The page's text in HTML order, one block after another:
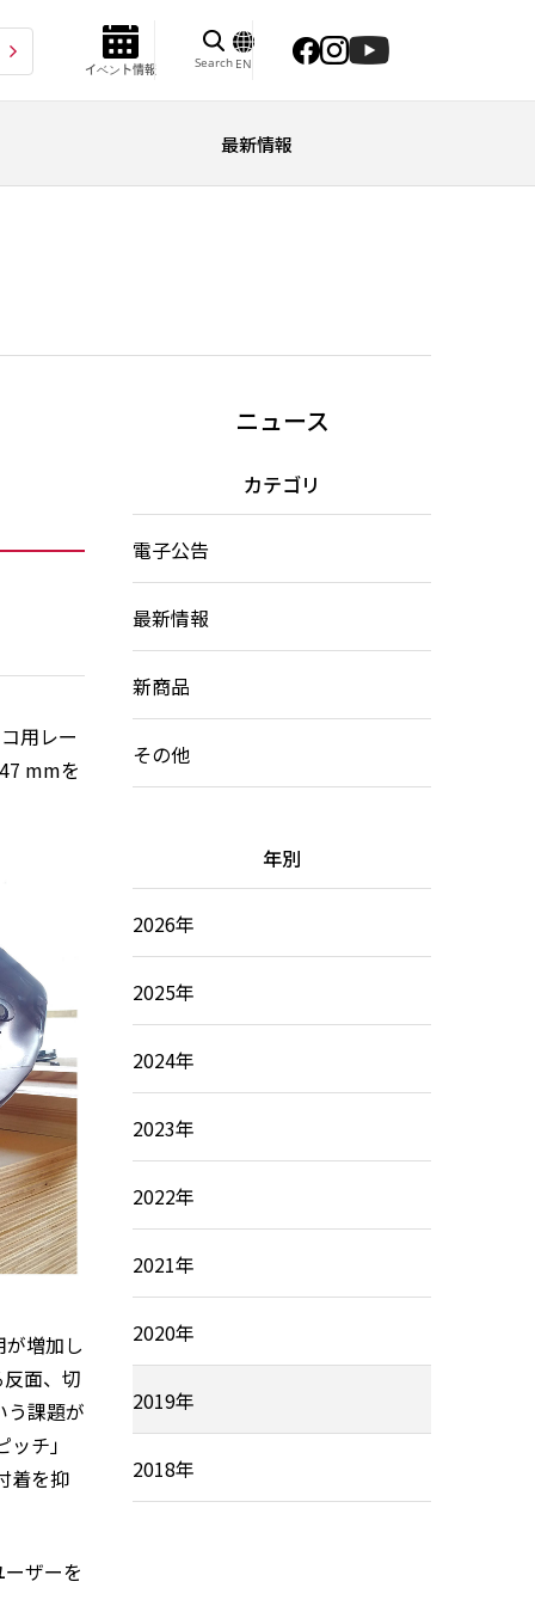
イベント情報 Search EN
最新情報
用レー
mmを
増加し
面、切
う課題が
チ」
着を抑
ザーを
ニュース
カテゴリ
電子公告
最新情報
新商品
その他
年別
2026年
2025年
2024年
2023年
2022年
2021年
2020年
2019年
2018年